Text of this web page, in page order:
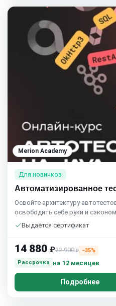
Merion Academy
Для новичков
Автоматизированное
Освойте архитектуру
освободить себе руки и
Выдаётся сертификат
14 880 ₽22 900₽
−35%
Рассрочка
на 12 месяцев
Подробнее